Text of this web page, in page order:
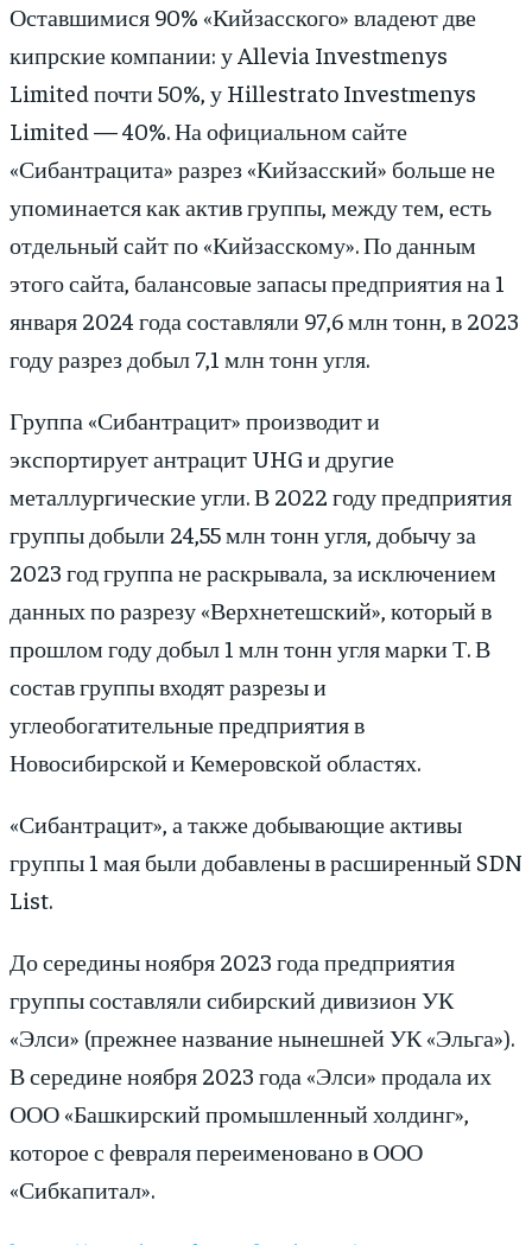
Оставшимися 90% «Кийзасского» владеют две
кипрские компании: у Allevia Investmenys
Limited почти 50%, у Hillestrato Investmenys
Limited — 40%. На официальном сайте
«Сибантрацита» разрез «Кийзасский» больше не
упоминается как актив группы, между тем, есть
отдельный сайт по «Кийзасскому». По данным
этого сайта, балансовые запасы предприятия на 1
января 2024 года составляли 97,6 млн тонн, в 2023
году разрез добыл 7,1 млн тонн угля.
Группа «Сибантрацит» производит и
экспортирует антрацит UHG и другие
металлургические угли. В 2022 году предприятия
группы добыли 24,55 млн тонн угля, добычу за
2023 год группа не раскрывала, за исключением
данных по разрезу «Верхнетешский», который в
прошлом году добыл 1 млн тонн угля марки Т. В
состав группы входят разрезы и
углеобогатительные предприятия в
Новосибирской и Кемеровской областях.
«Сибантрацит», а также добывающие активы
группы 1 мая были добавлены в расширенный SDN
List.
До середины ноября 2023 года предприятия
группы составляли сибирский дивизион УК
«Элси» (прежнее название нынешней УК «Эльга»).
В середине ноября 2023 года «Элси» продала их
ООО «Башкирский промышленный холдинг»,
которое с февраля переименовано в ООО
«Сибкапитал».